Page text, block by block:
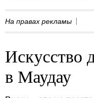
На правах рекламы
Искусство
в Маудау